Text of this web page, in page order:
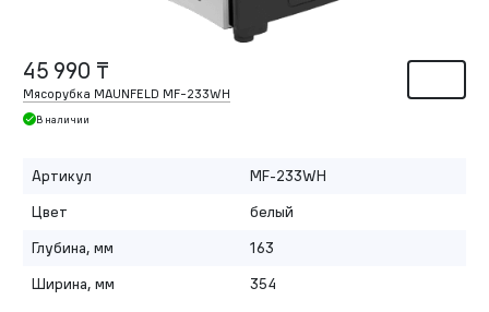
45 990 ₸
Мясорубка MAUNFELD MF-233WH
В наличии
Артикул
MF-233WH
Цвет
белый
Глубина, мм
163
Ширина, мм
354